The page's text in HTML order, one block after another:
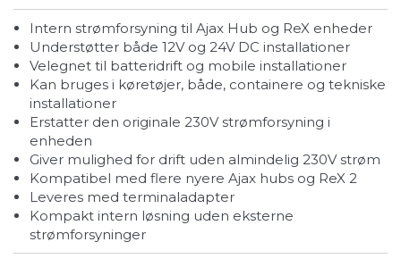
Intern strømforsyning til Ajax Hub og ReX enheder
Understøtter både 12V og 24V DC installationer
Velegnet til batteridrift og mobile installationer
Kan bruges i køretøjer, både, containere og tekniske
installationer
Erstatter den originale 230V strømforsyning i
enheden
Giver mulighed for drift uden almindelig 230V strøm
Kompatibel med flere nyere Ajax hubs og ReX 2
Leveres med terminaladapter
Kompakt intern løsning uden eksterne
strømforsyninger